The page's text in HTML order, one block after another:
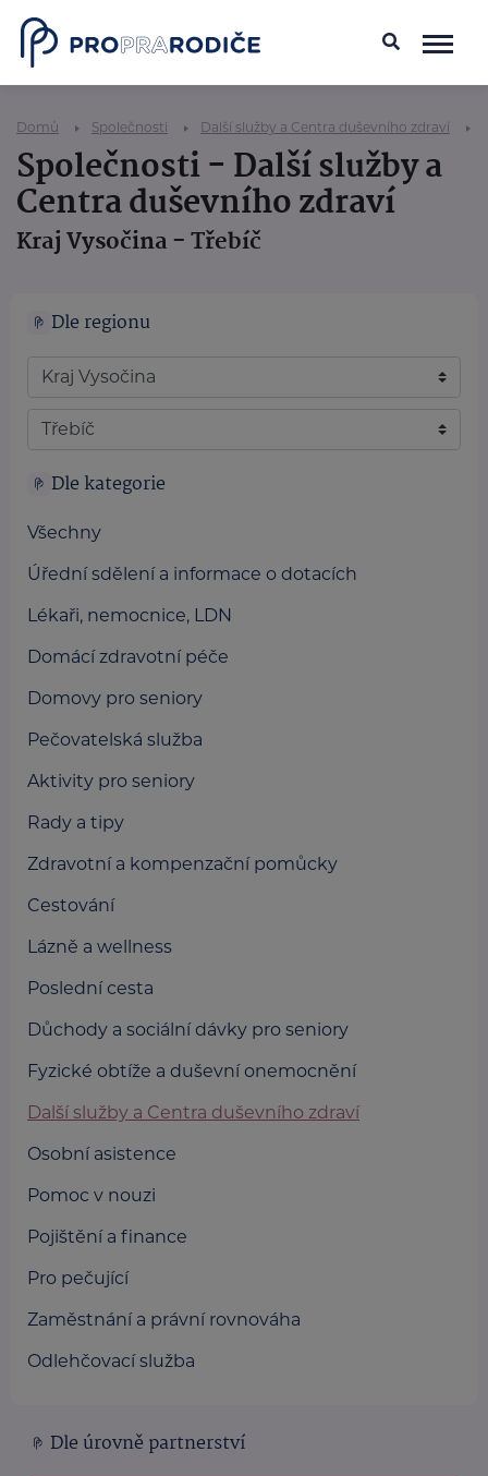
Domů Společnosti Další služby a Centra duševního zdraví
Společnosti - Další služby a
Centra duševního zdraví
Kraj Vysočina - Třebíč
Dle regionu
Dle kategorie
Všechny
Úřední sdělení a informace o dotacích
Lékaři, nemocnice, LDN
Domácí zdravotní péče
Domovy pro seniory
Pečovatelská služba
Aktivity pro seniory
Rady a tipy
Zdravotní a kompenzační pomůcky
Cestování
Lázně a wellness
Poslední cesta
Důchody a sociální dávky pro seniory
Fyzické obtíže a duševní onemocnění
Další služby a Centra duševního zdraví
Osobní asistence
Pomoc v nouzi
Pojištění a finance
Pro pečující
Zaměstnání a právní rovnováha
Odlehčovací služba
Dle úrovně partnerství